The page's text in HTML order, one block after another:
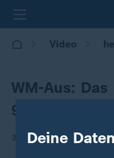
Video
WM-Aus:
gefehlt
30.06.2026 | 21:45
Deine